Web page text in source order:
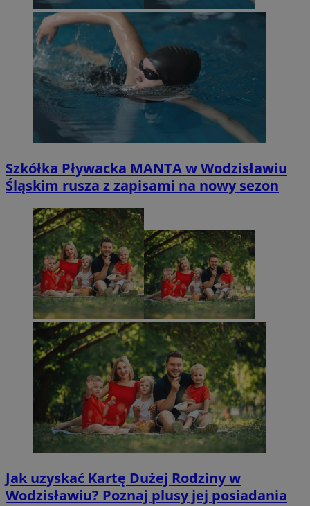
Szkółka Pływacka MANTA w Wodzisławiu
Śląskim rusza z zapisami na nowy sezon
Jak uzyskać Kartę Dużej Rodziny w
Wodzisławiu? Poznaj plusy jej posiadania